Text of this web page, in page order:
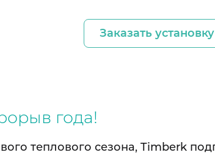
Заказать установку
года!
теплового сезона, Timberk